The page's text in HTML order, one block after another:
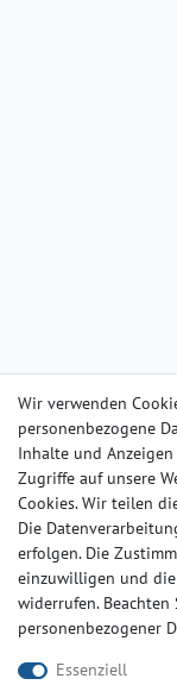
Wir verwenden
personenbezogene
Inhalte und
Zugriffe auf unsere
Cookies. Wir teilen
Die
erfolgen. Die
einzuwilligen und
widerrufen. Beachten
personenbezogener
Essenziell